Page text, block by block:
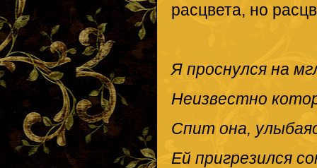
расцвета, но
Я проснулся на
Неизвестно
Спит она,
Ей пригрезился